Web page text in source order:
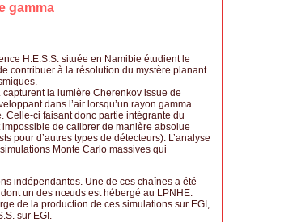
gamma
H.E.S.S. située en Namibie étudient le
contribuer à la résolution du mystère planant
capturent la lumière Cherenkov issue de
dans l’air lorsqu’un rayon gamma
Celle-ci faisant donc partie intégrante du
de calibrer de manière absolue
pour d’autres types de détecteurs). L’analyse
Monte Carlo massives qui
indépendantes. Une de ces chaînes a été
un des nœuds est hébergé au LPNHE.
de la production de ces simulations sur EGI,
sur EGI.